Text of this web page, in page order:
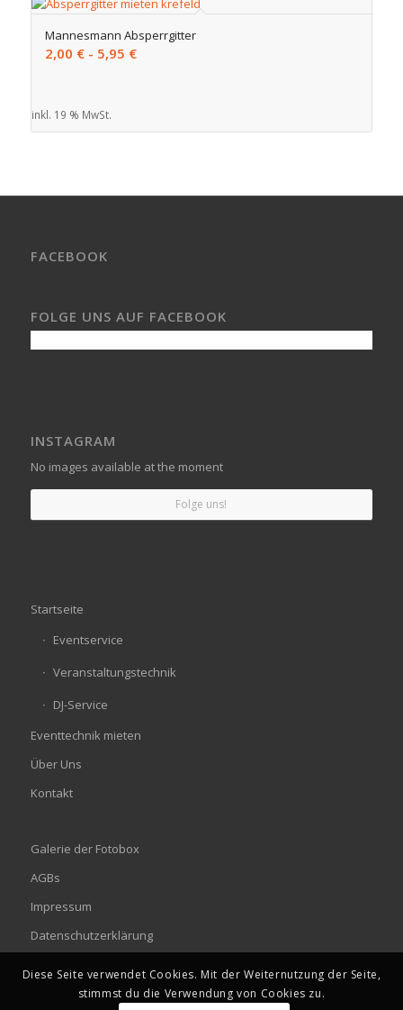
Mannesmann Absperrgitter
2,00 €- 5,95 €
inkl. 19 % MwSt.
FACEBOOK
FOLGE UNS AUF FACEBOOK
INSTAGRAM
No images available at the moment
Folge uns!
Startseite
Eventservice
Veranstaltungstechnik
DJ-Service
Eventtechnik mieten
Über Uns
Kontakt
Galerie der Fotobox
AGBs
Impressum
Datenschutzerklärung
Diese Seite verwendet Cookies. Mit der Weiternutzung der Seite,
stimmst du die Verwendung von Cookies zu.